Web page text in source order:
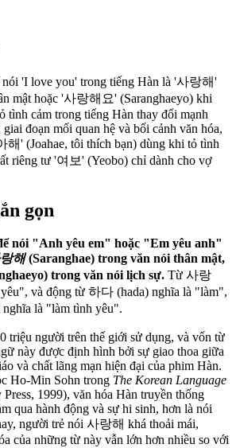
nói 'I love you' trong tiếng Hàn là '사랑해'
mật hoặc '사랑해요' (Saranghaeyo) khi
tình cảm trong tiếng Hàn thay đổi mạnh
đoạn mối quan hệ và bối cảnh văn hóa,
해' (Joahae, tôi thích bạn) dùng khi tỏ tình
riêng tư '여보' (Yeobo) chỉ dành cho vợ
gọn
nói "Anh yêu em" hoặc "Em yêu anh"
해(Saranghae) trong văn nói thân mật,
trong văn nói lịch sự. Từ 사랑
và động từ 하다 (hada) nghĩa là "làm",
là "làm tình yêu".
triệu người trên thế giới sử dụng, và vốn từ
này được định hình bởi sự giao thoa giữa
và chất lãng mạn hiện đại của phim Hàn.
Ho-Min Sohn trong The Korean Language
1999), văn hóa Hàn truyền thống
qua hành động và sự hi sinh, hơn là nói
người trẻ nói 사랑해 khá thoải mái,
của những từ này vẫn lớn hơn nhiều so với